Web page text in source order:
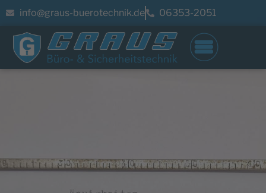
info@graus-buerotechnik.de 06353-2051